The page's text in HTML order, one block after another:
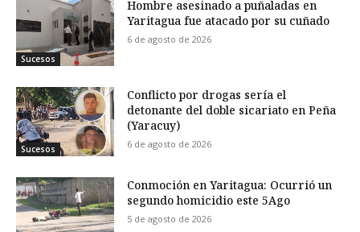
Sucesos
Hombre asesinado a puñaladas en
Yaritagua fue atacado por su cuñado
6 de agosto de 2026
Sucesos
Conflicto por drogas sería el
detonante del doble sicariato en Peña
(Yaracuy)
6 de agosto de 2026
Conmoción en Yaritagua: Ocurrió un
segundo homicidio este 5Ago
5 de agosto de 2026